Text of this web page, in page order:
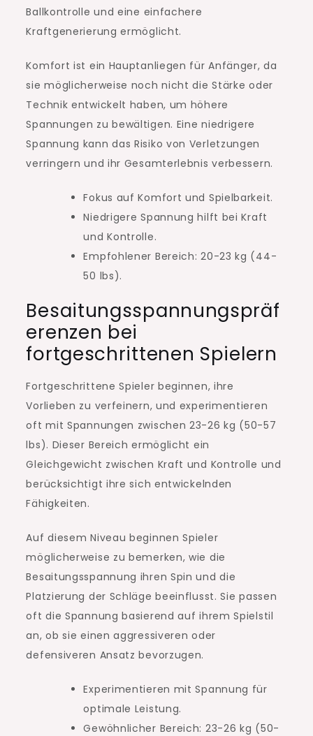
Ballkontrolle und eine einfachere
Kraftgenerierung ermöglicht.
Komfort ist ein Hauptanliegen für Anfänger, da
sie möglicherweise noch nicht die Stärke oder
Technik entwickelt haben, um höhere
Spannungen zu bewältigen. Eine niedrigere
Spannung kann das Risiko von Verletzungen
verringern und ihr Gesamterlebnis verbessern.
Fokus auf Komfort und Spielbarkeit.
Niedrigere Spannung hilft bei Kraft
und Kontrolle.
Empfohlener Bereich: 20-23 kg (44-
50 lbs).
Besaitungsspannungspräf
erenzen bei
fortgeschrittenen Spielern
Fortgeschrittene Spieler beginnen, ihre
Vorlieben zu verfeinern, und experimentieren
oft mit Spannungen zwischen 23-26 kg (50-57
lbs). Dieser Bereich ermöglicht ein
Gleichgewicht zwischen Kraft und Kontrolle und
berücksichtigt ihre sich entwickelnden
Fähigkeiten.
Auf diesem Niveau beginnen Spieler
möglicherweise zu bemerken, wie die
Besaitungsspannung ihren Spin und die
Platzierung der Schläge beeinflusst. Sie passen
oft die Spannung basierend auf ihrem Spielstil
an, ob sie einen aggressiveren oder
defensiveren Ansatz bevorzugen.
Experimentieren mit Spannung für
optimale Leistung.
Gewöhnlicher Bereich: 23-26 kg (50-